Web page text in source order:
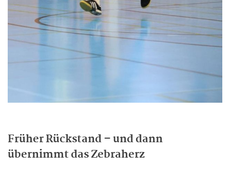
Früher Rückstand – und dann
übernimmt das Zebraherz